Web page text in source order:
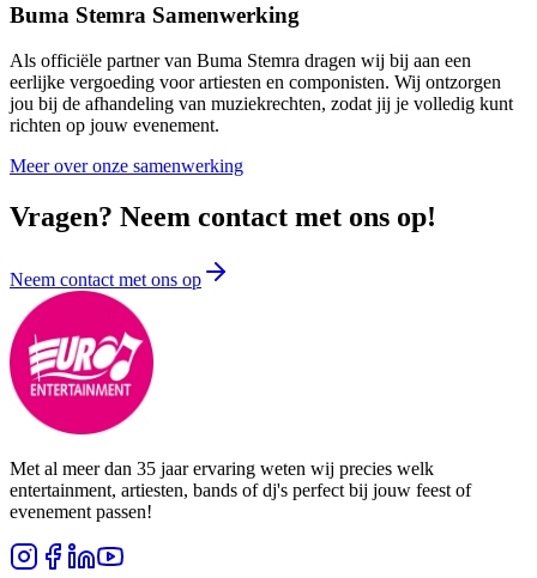
Buma Stemra Samenwerking
Als officiële partner van Buma Stemra dragen wij bij aan een
eerlijke vergoeding voor artiesten en componisten. Wij ontzorgen
jou bij de afhandeling van muziekrechten, zodat jij je volledig kunt
richten op jouw evenement.
Meer over onze samenwerking
Vragen? Neem contact met ons op!
Neem contact met ons op
Met al meer dan 35 jaar ervaring weten wij precies welk
entertainment, artiesten, bands of dj's perfect bij jouw feest of
evenement passen!